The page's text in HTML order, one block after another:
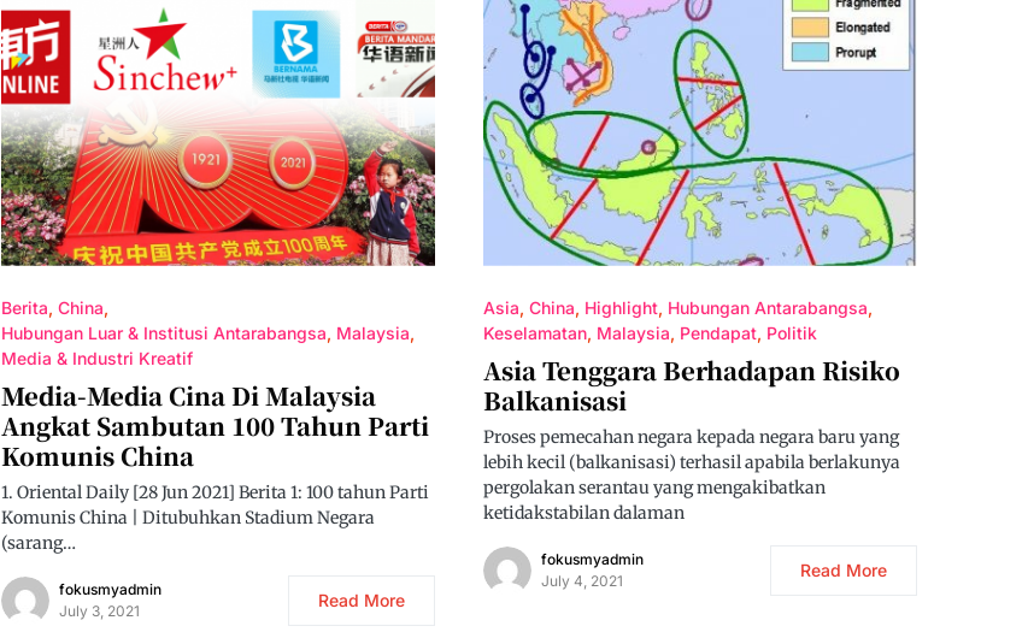
Berita China
Hubungan Luar & Institusi Antarabangsa Malaysia
Media & Industri Kreatif
Media-Media Cina Di Malaysia
Angkat Sambutan 100 Tahun Parti
Komunis China
1. Oriental Daily [28 Jun 2021] Berita 1: 100 tahun Parti
Komunis China | Ditubuhkan Stadium Negara
(sarang…
fokusmyadmin
July 3, 2021
Read More
Asia China Highlight Hubungan Antarabangsa
Keselamatan Malaysia Pendapat Politik
Asia Tenggara Berhadapan Risiko
Balkanisasi
Proses pemecahan negara kepada negara baru yang
lebih kecil (balkanisasi) terhasil apabila berlakunya
pergolakan serantau yang mengakibatkan
ketidakstabilan dalaman
fokusmyadmin
July 4, 2021
Read More